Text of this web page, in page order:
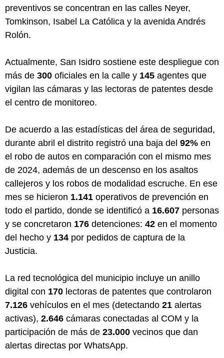
preventivos se concentran en las calles Neyer,
Tomkinson, Isabel La Católica y la avenida Andrés
Rolón.
Actualmente, San Isidro sostiene este despliegue con
más de 300 oficiales en la calle y 145 agentes que
vigilan las cámaras y las lectoras de patentes desde
el centro de monitoreo.
De acuerdo a las estadísticas del área de seguridad,
durante abril el distrito registró una baja del 92% en
el robo de autos en comparación con el mismo mes
de 2024, además de un descenso en los asaltos
callejeros y los robos de modalidad escruche. En ese
mes se hicieron 1.141 operativos de prevención en
todo el partido, donde se identificó a 16.607 personas
y se concretaron 176 detenciones: 42 en el momento
del hecho y 134 por pedidos de captura de la
Justicia.
La red tecnológica del municipio incluye un anillo
digital con 170 lectoras de patentes que controlaron
7.126 vehículos en el mes (detectando 21 alertas
activas), 2.646 cámaras conectadas al COM y la
participación de más de 23.000 vecinos que dan
alertas directas por WhatsApp.